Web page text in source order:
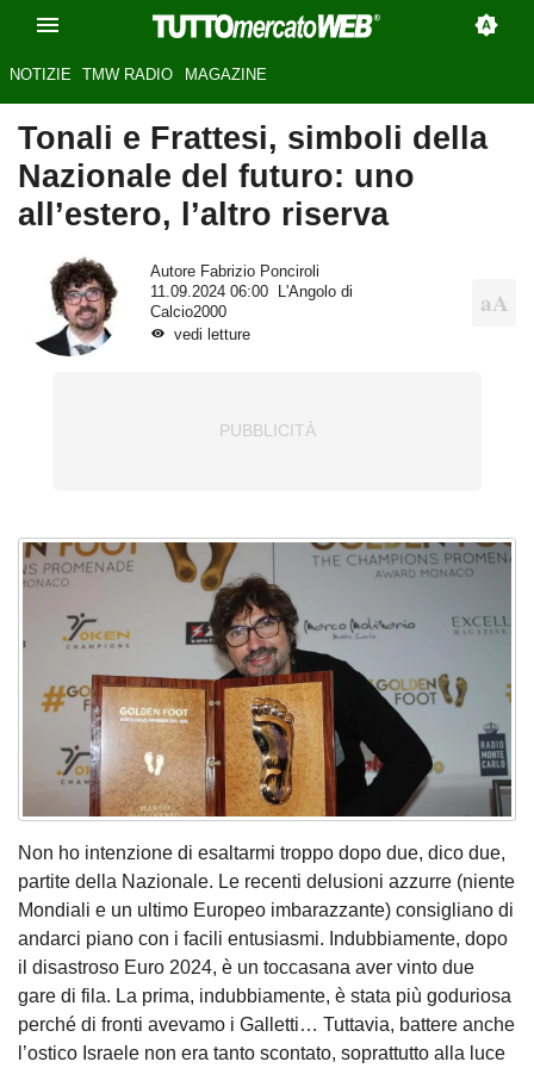
NOTIZIE TMW RADIO MAGAZINE
Tonali e Frattesi, simboli della
Nazionale del futuro: uno
all’estero, l’altro riserva
Autore Fabrizio Ponciroli
11.09.2024 06:00
L'Angolo di
Calcio2000
vedi letture
Non ho intenzione di esaltarmi troppo dopo due, dico due,
partite della Nazionale. Le recenti delusioni azzurre (niente
Mondiali e un ultimo Europeo imbarazzante) consigliano di
andarci piano con i facili entusiasmi. Indubbiamente, dopo
il disastroso Euro 2024, è un toccasana aver vinto due
gare di fila. La prima, indubbiamente, è stata più goduriosa
perché di fronti avevamo i Galletti… Tuttavia, battere anche
l’ostico Israele non era tanto scontato, soprattutto alla luce